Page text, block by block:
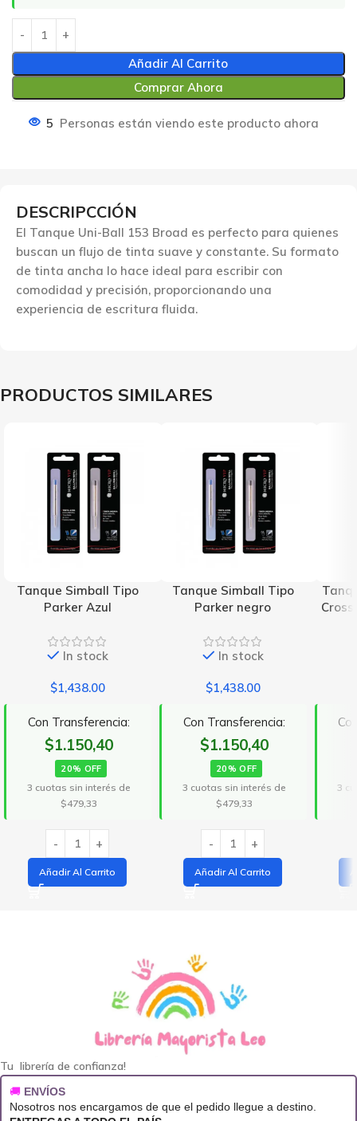
Añadir Al Carrito
Comprar Ahora
5 Personas están viendo este producto ahora
DESCRIPCCIÓN
El Tanque Uni-Ball 153 Broad es perfecto para quienes
buscan un flujo de tinta suave y constante. Su formato
de tinta ancha lo hace ideal para escribir con
comodidad y precisión, proporcionando una
experiencia de escritura fluida.
PRODUCTOS SIMILARES
Tanque Simball Tipo
Parker Azul
In stock
$1,438.00
Con Transferencia:
$1.150,40
20% OFF
3 cuotas sin interés de
$479,33
Añadir Al Carrito
Tanque Simball Tipo
Parker negro
In stock
$1,438.00
Con Transferencia:
$1.150,40
20% OFF
3 cuotas sin interés de
$479,33
Añadir Al Carrito
3
Tu librería de confianza!
🚚 ENVÍOS
Nosotros nos encargamos de que el pedido llegue a destino.